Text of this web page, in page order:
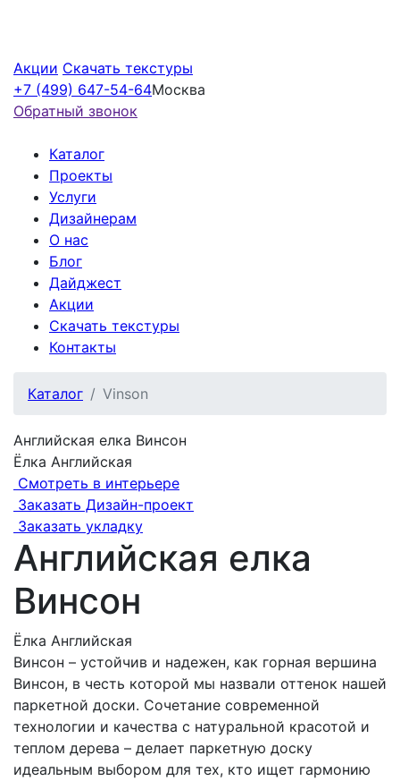
Акции Скачать текстуры
+7 (499) 647-54-64Москва
Обратный звонок
Каталог
Проекты
Услуги
Дизайнерам
О нас
Блог
Дайджест
Акции
Скачать текстуры
Контакты
Каталог Vinson
Английская елка Винсон
Ёлка Английская
Смотреть в интерьере
Заказать Дизайн-проект
Заказать укладку
Английская елка
Винсон
Ёлка Английская
Винсон – устойчив и надежен, как горная вершина
Винсон, в честь которой мы назвали оттенок нашей
паркетной доски. Сочетание современной
технологии и качества с натуральной красотой и
теплом дерева – делает паркетную доску
идеальным выбором для тех, кто ищет гармонию